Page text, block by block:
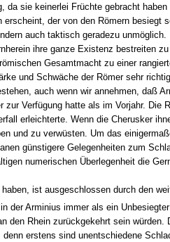
da sie keinerlei Früchte gebracht
der von den Römern besiegt
auch taktisch geradezu
ihre ganze Existenz bestreiten zu
Gesamtmacht zu einer
und Schwäche der Römer sehr
auch wenn wir annehmen, daß
Verfügung hatte als im Vorjahr. Die
erleichterte. Wenn die Cherusker
und zu verwüsten. Um das
günstigere Gelegenheiten zum
numerischen Überlegenheit die
ist ausgeschlossen durch den
der Arminius immer als ein
Rhein zurückgekehrt sein
erstens sind unentschiedene